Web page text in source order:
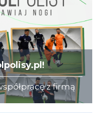
z firmą
co dzień zajmuje
piłkarzy-